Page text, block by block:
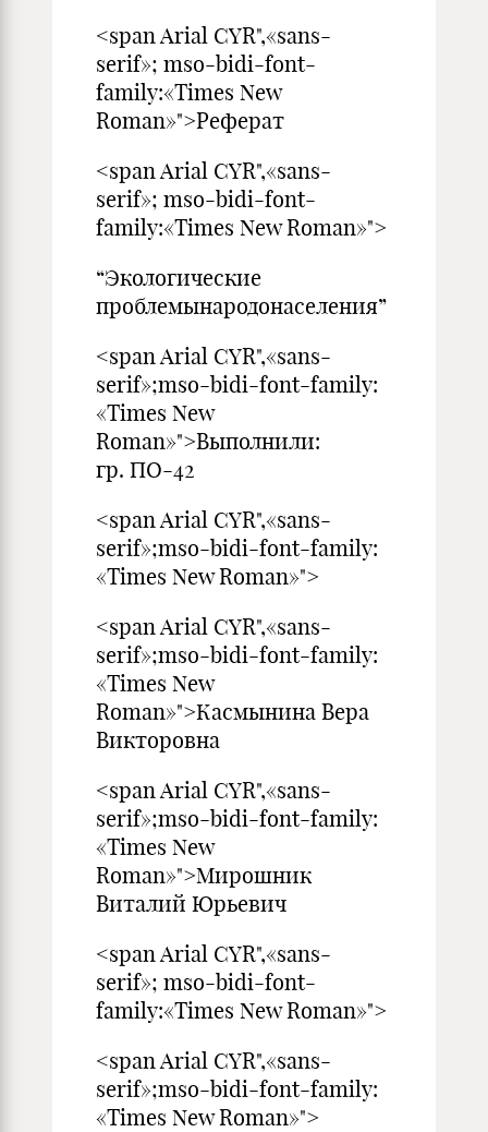
<span Arial CYR",«sans-
serif»; mso-bidi-font-
family:«Times New
Roman»">Реферат
<span Arial CYR",«sans-
serif»; mso-bidi-font-
family:«Times New Roman»">
“Экологические
проблемынародонаселения”
<span Arial CYR",«sans-
serif»;mso-bidi-font-family:
«Times New
Roman»">Выполнили:
гр. ПО-42
<span Arial CYR",«sans-
serif»;mso-bidi-font-family:
«Times New Roman»">
<span Arial CYR",«sans-
serif»;mso-bidi-font-family:
«Times New
Roman»">Касмынина Вера
Викторовна
<span Arial CYR",«sans-
serif»;mso-bidi-font-family:
«Times New
Roman»">Мирошник
Виталий Юрьевич
<span Arial CYR",«sans-
serif»; mso-bidi-font-
family:«Times New Roman»">
<span Arial CYR",«sans-
serif»;mso-bidi-font-family:
«Times New Roman»">